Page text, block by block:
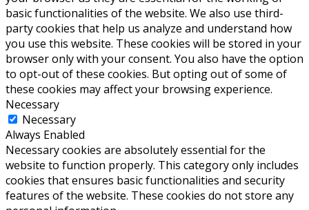
basic functionalities of the website. We also use third-
party cookies that help us analyze and understand how
you use this website. These cookies will be stored in your
browser only with your consent. You also have the option
to opt-out of these cookies. But opting out of some of
these cookies may affect your browsing experience.
Necessary
Necessary
Always Enabled
Necessary cookies are absolutely essential for the
website to function properly. This category only includes
cookies that ensures basic functionalities and security
features of the website. These cookies do not store any